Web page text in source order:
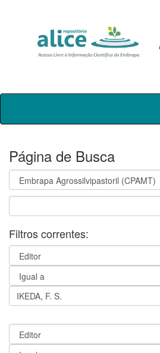
Skip
Página de Busca
Filtros correntes: